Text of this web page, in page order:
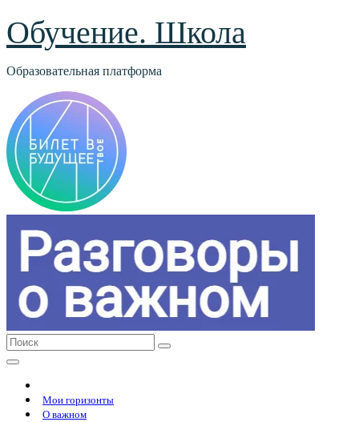
Обучение. Школа
Образовательная платформа
Мои горизонты
О важном